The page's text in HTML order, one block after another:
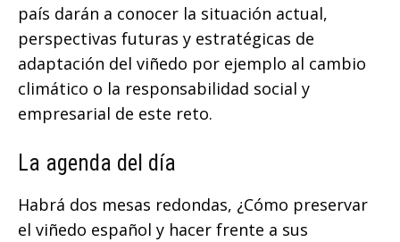
país darán a conocer la situación actual,
perspectivas futuras y estratégicas de
adaptación del viñedo por ejemplo al cambio
climático o la responsabilidad social y
empresarial de este reto.
La agenda del día
Habrá dos mesas redondas, ¿Cómo preservar
el viñedo español y hacer frente a sus